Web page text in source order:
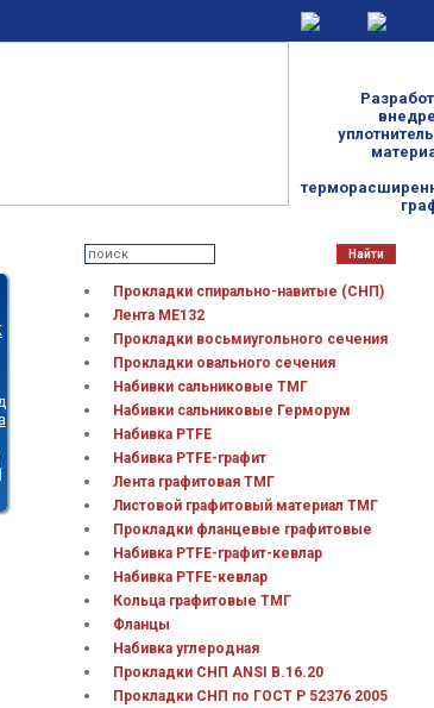
|
Прокладки спирально-навитые (СНП)
Лента МЕ132
Прокладки восьмиугольного сечения
Прокладки овального сечения
Набивки сальниковые ТМГ
Набивки сальниковые Герморум
Набивка PTFE
Набивка PTFE-графит
Лента графитовая ТМГ
Листовой графитовый материал ТМГ
Прокладки фланцевые графитовые
Набивка PTFE-графит-кевлар
Набивка PTFE-кевлар
Кольца графитовые ТМГ
Фланцы
Набивка углеродная
Прокладки СНП ANSI В.16.20
Прокладки СНП по ГОСТ Р 52376 2005